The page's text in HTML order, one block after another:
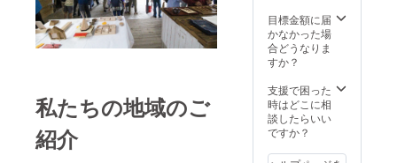
私たちの地域のご
紹介
払いの
場合お
釣りは
用期限
は2021
月1末ま
でとし
ただき
ます。
収容人
数40
利用に
あたっ
ては事
前の予
願いし
目標金額に届
かなかった場
合どうなりま
すか？
支援で困った
時はどこに相
談したらいい
ですか？